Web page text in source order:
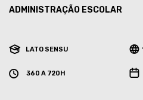
ADMINISTRAÇÃO ESCOLAR
LATO SENSU
360 A 720H